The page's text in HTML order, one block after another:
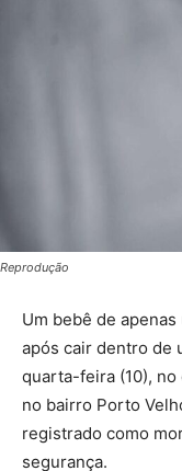
Reprodução
Um bebê de
após cair dentro de
quarta-feira (10),
no bairro Porto
registrado como
segurança.